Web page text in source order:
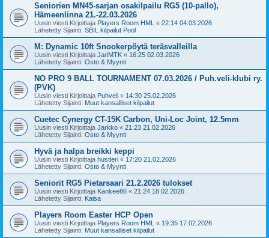
Seniorien MN45-sarjan osakilpailu RG5 (10-pallo),
Hämeenlinna 21.-22.03.2026
Uusin viesti Kirjoittaja Players Room HML « 22:14 04.03.2026
Lähetetty Sijainti: SBIL kilpailut Pool
M: Dynamic 10ft Snookerpöytä teräsvalleilla
Uusin viesti Kirjoittaja JariMTK « 16:25 02.03.2026
Lähetetty Sijainti: Osto & Myynti
NO PRO 9 BALL TOURNAMENT 07.03.2026 / Puh.veli-klubi ry.
(PVK)
Uusin viesti Kirjoittaja Puhveli « 14:30 25.02.2026
Lähetetty Sijainti: Muut kansalliset kilpailut
Cuetec Cynergy CT-15K Carbon, Uni-Loc Joint, 12.5mm
Uusin viesti Kirjoittaja Jarkko « 21:23 21.02.2026
Lähetetty Sijainti: Osto & Myynti
Hyvä ja halpa breikki keppi
Uusin viesti Kirjoittaja hustleri « 17:20 21.02.2026
Lähetetty Sijainti: Osto & Myynti
Seniorit RG5 Pietarsaari 21.2.2026 tulokset
Uusin viesti Kirjoittaja Kankee86 « 21:24 18.02.2026
Lähetetty Sijainti: Kaisa
Players Room Easter HCP Open
Uusin viesti Kirjoittaja Players Room HML « 19:35 17.02.2026
Lähetetty Sijainti: Muut kansalliset kilpailut